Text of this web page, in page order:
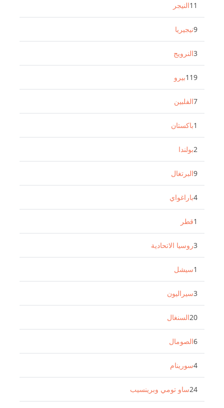
النيجر11
نيجيريا9
النرويج3
بيرو119
الفلبين7
باكستان1
بولندا2
البرتغال9
باراغواي4
قطر1
روسيا الاتحادية3
سيشل1
سيراليون3
السنغال20
الصومال6
سورينام4
ساو تومي وبرينسيب24